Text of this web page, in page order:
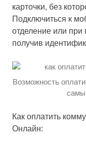
карточки, без
Подключиться к
отделение или
получив
Возможность
Как оплатить
Онлайн: